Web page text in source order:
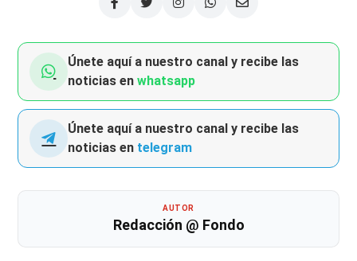
Únete aquí a nuestro canal y recibe las
noticias enwhatsapp
Únete aquí a nuestro canal y recibe las
noticias en telegram
AUTOR
Redacción @ Fondo